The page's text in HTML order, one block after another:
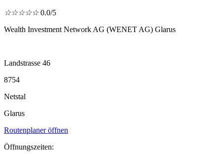
☆☆☆☆☆ 0.0/5
Wealth Investment Network AG (WENET AG) Glarus
Landstrasse 46
8754
Netstal
Glarus
Routenplaner öffnen
Öffnungszeiten: